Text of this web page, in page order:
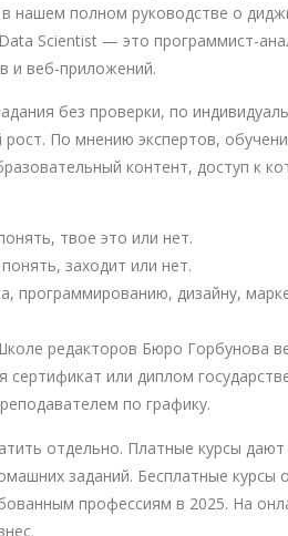
полном руководстве о
Scientist — это программист-
и веб-приложений.
без проверки, по
По мнению экспертов,
контент, доступ к
твое это или нет.
заходит или нет.
программированию, дизайну,
редакторов Бюро Горбунова
или диплом
по графику.
отдельно. Платные курсы
заданий. Бесплатные
профессиям в 2025. На